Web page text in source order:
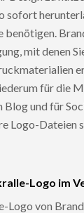
sofort
benötigen.
mit denen
für die
Blog und für
Logo-Dateien
Logo im
Logo von